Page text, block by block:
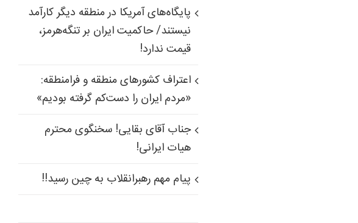
پایگاه‌های آمریکا در منطقه دیگر کارآمد
نیستند/ حاکمیت ایران بر تنگه‌هرمز،
قیمت ندارد!
اعتراف کشورهای منطقه و فرامنطقه:
«مردم ایران را دست‌کم گرفته بودیم»
جناب آقای بقایی! سخنگوی محترم
هیات ایرانی!
پیام مهم رهبرانقلاب به چین رسید!!